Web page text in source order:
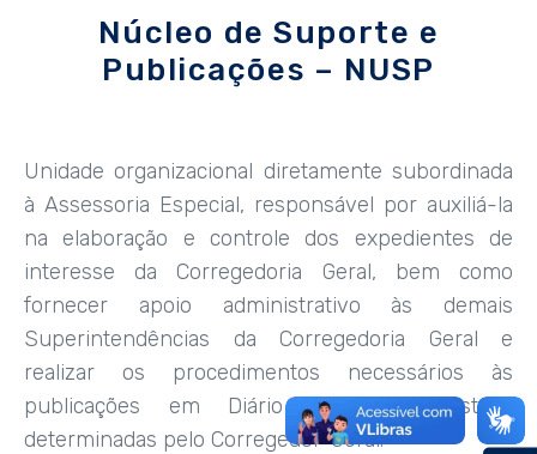
Núcleo de Suporte e
Publicações – NUSP
Unidade organizacional diretamente subordinada
à Assessoria Especial, responsável por auxiliá-la
na elaboração e controle dos expedientes de
interesse da Corregedoria Geral, bem como
fornecer apoio administrativo às demais
Superintendências da Corregedoria Geral e
realizar os procedimentos necessários às
publicações em Diário Oficial do Estado
determinadas pelo Corregedor-Geral.